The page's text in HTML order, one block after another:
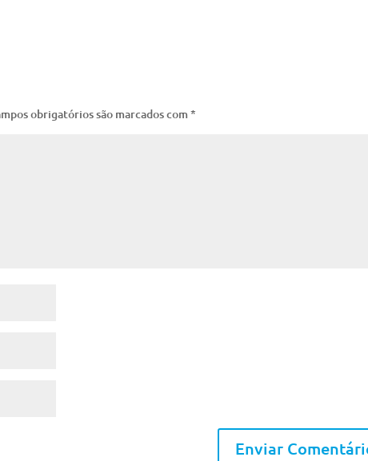
obrigatórios são marcados com *